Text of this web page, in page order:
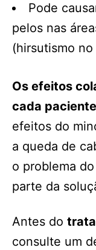
Pode
pelos nas
(hirsutismo
Os efeitos
cada paciente
efeitos do
a queda de
o problema
parte da
Antes do
consulte um